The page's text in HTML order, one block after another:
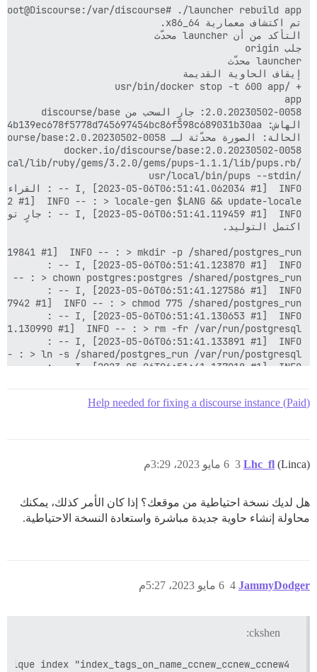
(Paid) Help needed for fixing a discourse instance
Lhc_fl (Linca) 6 مايو 2023، 3:29م 3
هل لديك نسخة احتياطية من موقعك؟ إذا كان الأمر كذلك، يمكنك
محاولة إنشاء حاوية جديدة مباشرة واستعادة النسخة الاحتياطية.
JammyDodger 6 مايو 2023، 5:27م 4
ckshen: